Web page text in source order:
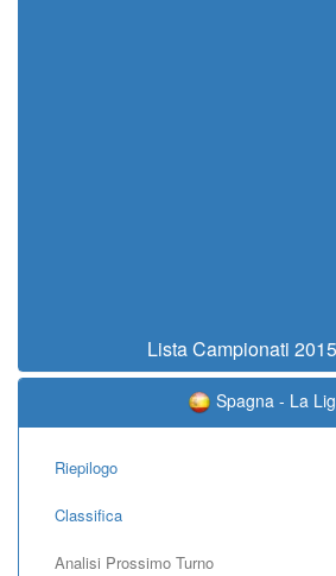
Lista Campionati
Spagna - La
Riepilogo
Classifica
Analisi Prossimo Turno